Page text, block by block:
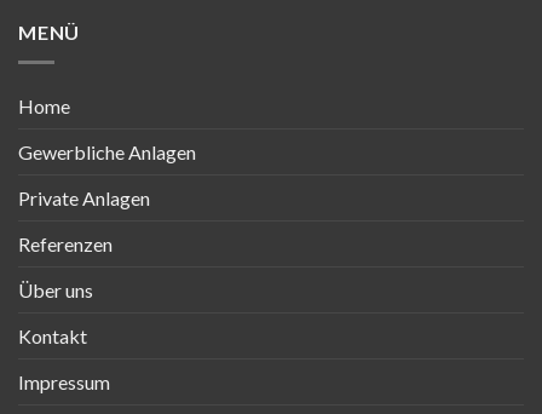
MENÜ
Home
Gewerbliche Anlagen
Private Anlagen
Referenzen
Über uns
Kontakt
Impressum